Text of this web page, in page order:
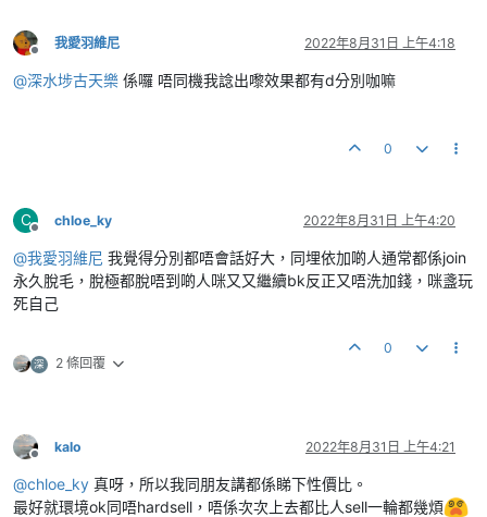
離線
我愛羽維尼 2022年8月31日 上午4:18
@深水埗古天樂 係囉 唔同機我諗出嚟效果都有d分別咖嘛
0
C
離線
chloe_ky 2022年8月31日 上午4:20
@我愛羽維尼 我覺得分別都唔會話好大，同埋依加啲人通常都係join
永久脫毛，脫極都脫唔到啲人咪又又繼續bk反正又唔洗加錢，咪盞玩
死自己
深 2 條回覆
0
離線
kalo 2022年8月31日 上午4:21
@chloe_ky 真呀，所以我同朋友講都係睇下性價比。
最好就環境ok同唔hardsell，唔係次次上去都比人sell一輪都幾煩